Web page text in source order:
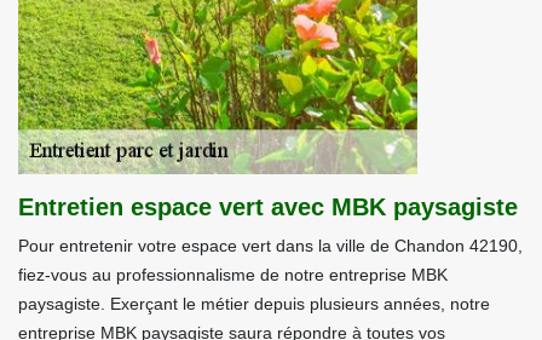
Entretien espace vert avec MBK paysagiste
Pour entretenir votre espace vert dans la ville de Chandon 42190,
fiez-vous au professionnalisme de notre entreprise MBK
paysagiste. Exerçant le métier depuis plusieurs années, notre
entreprise MBK paysagiste saura répondre à toutes vos